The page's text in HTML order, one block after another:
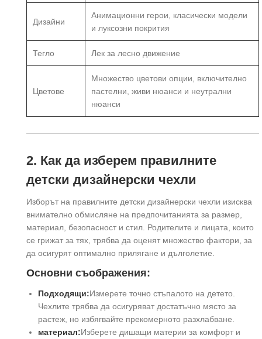
Дизайни
Анимационни герои, класически модели
и луксозни покрития
Тегло Лек за лесно движение
Цветове
Множество цветови опции, включително
пастелни, живи нюанси и неутрални
нюанси
2. Как да изберем правилните
детски дизайнерски чехли
Изборът на правилните детски дизайнерски чехли изисква
внимателно обмисляне на предпочитанията за размер,
материал, безопасност и стил. Родителите и лицата, които
се грижат за тях, трябва да оценят множество фактори, за
да осигурят оптимално прилягане и дълголетие.
Основни съображения:
Подходящи:Измерете точно стъпалото на детето.
Чехлите трябва да осигуряват достатъчно място за
растеж, но избягвайте прекомерното разхлабване.
материал:Изберете дишащи материи за комфорт и